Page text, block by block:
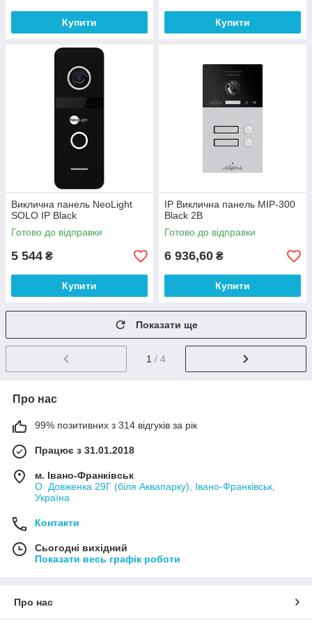
Купити Купити
Виклична панель NeoLight
SOLO IP Black
Готово до відправки
5 544 ₴
Купити
IP Виклична панель MIP-300
Black 2B
Готово до відправки
6 936,60 ₴
Купити
Показати ще
1 / 4
Про нас
99% позитивних з 314 відгуків за рік
Працює з 31.01.2018
м. Івано-Франківськ
О. Довженка 29Г (біля Аквапарку), Івано-Франківськ,
Україна
Контакти
Сьогодні вихідний
Показати весь графік роботи
Про нас